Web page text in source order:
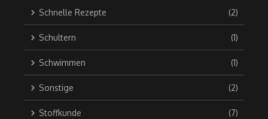
Schnelle Rezepte (2)
Schultern (1)
Schwimmen (1)
Sonstige (2)
Stoffkunde (7)